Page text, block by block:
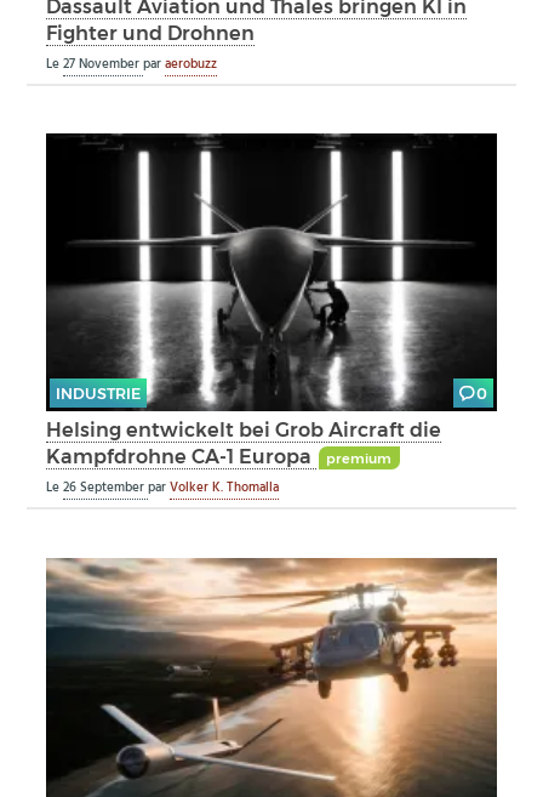
Dassault Aviation und Thales bringen KI in
Fighter und Drohnen
Le27 Novemberparaerobuzz
INDUSTRIE 0
Helsing entwickelt bei Grob Aircraft die
Kampfdrohne CA-1 Europa
premium
Le26 SeptemberparVolker K. Thomalla